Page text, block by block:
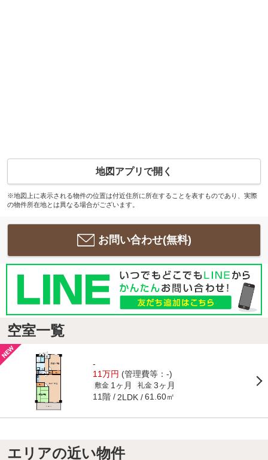
地図アプリで開く
※地図上に表示される物件の位置は付近住所に所在することを表すものであり、実際
の物件所在地とは異なる場合がございます。
お問い合わせ(無料)
空室一覧
-
11万円 (管理費等：-)
敷金 1ヶ月 礼金 3ヶ月
11階 2LDK 61.60㎡
エリアの近い物件